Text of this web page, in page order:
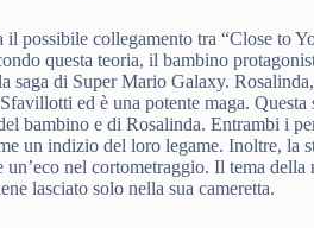
il possibile collegamento tra “Close to
questa teoria, il bambino
saga di Super Mario Galaxy.
ed è una potente maga.
bambino e di Rosalinda. Entrambi i
un indizio del loro legame. Inoltre, la
nel cortometraggio. Il tema della
lasciato solo nella sua cameretta.